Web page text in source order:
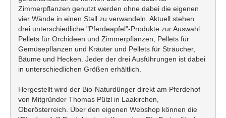
Zimmerpflanzen genutzt werden ohne dabei die eigenen
vier Wände in einen Stall zu verwandeln. Aktuell stehen
drei unterschiedliche "Pferdeapfel"-Produkte zur Auswahl:
Pellets für Orchideen und Zimmerpflanzen, Pellets für
Gemüsepflanzen und Kräuter und Pellets für Sträucher,
Bäume und Hecken. Jeder der drei Ausführungen ist dabei
in unterschiedlichen Größen erhältlich.
Hergestellt wird der Bio-Naturdünger direkt am Pferdehof
von Mitgründer Thomas Pülzl in Laakirchen,
Oberösterreich. Über den eigenen Webshop können die